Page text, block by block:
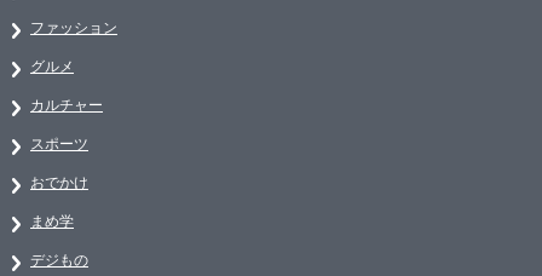
ファッション
グルメ
カルチャー
スポーツ
おでかけ
まめ学
デジもの